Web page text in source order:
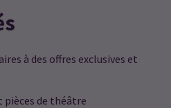
à des offres exclusives et
pièces de théâtre